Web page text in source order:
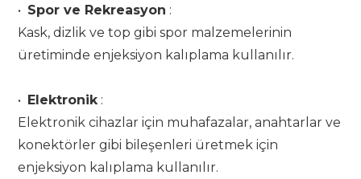
• Spor ve Rekreasyon :
Kask, dizlik ve top gibi spor malzemelerinin
üretiminde enjeksiyon kalıplama kullanılır.
• Elektronik:
Elektronik cihazlar için muhafazalar, anahtarlar ve
konektörler gibi bileşenleri üretmek için
enjeksiyon kalıplama kullanılır.